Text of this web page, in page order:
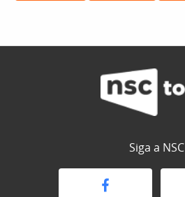
Siga a NSC